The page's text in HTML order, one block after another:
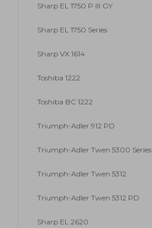
Sharp EL 1750 P III GY
Sharp EL 1750 Series
Sharp VX 1614
Toshiba 1222
Toshiba BC 1222
Triumph-Adler 912 PD
Triumph-Adler Twen 5300 Series
Triumph-Adler Twen 5312
Triumph-Adler Twen 5312 PD
Sharp EL 2620